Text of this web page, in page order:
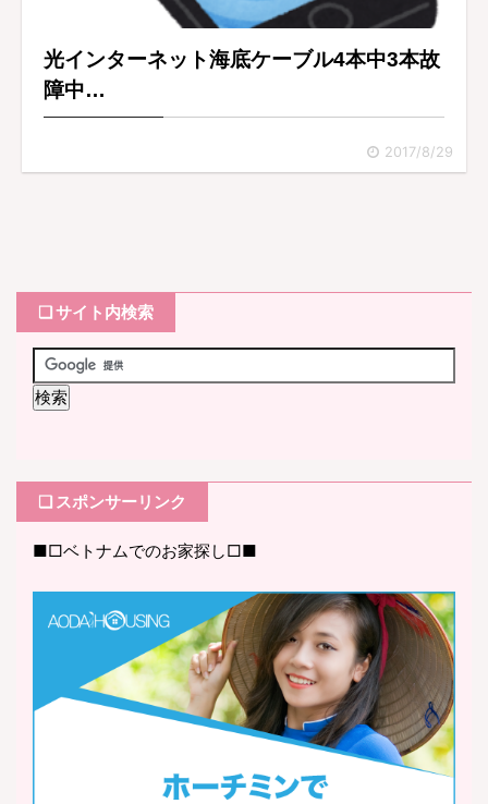
光インターネット海底ケーブル4本中3本故
障中…
2017/8/29
❏ サイト内検索
❏ スポンサーリンク
■□ベトナムでのお家探し□■